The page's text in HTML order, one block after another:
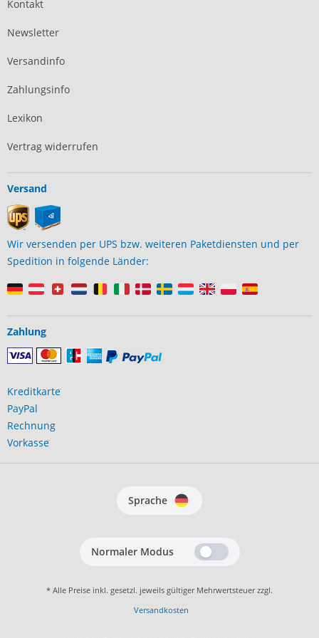
Kontakt
Newsletter
Versandinfo
Zahlungsinfo
Lexikon
Vertrag widerrufen
Versand
Wir versenden per UPS bzw. weiteren Paketdiensten und per
Spedition in folgende Länder:
Zahlung
Kreditkarte
PayPal
Rechnung
Vorkasse
Sprache
Normaler Modus
* Alle Preise inkl. gesetzl. jeweils gültiger Mehrwertsteuer zzgl.
Versandkosten